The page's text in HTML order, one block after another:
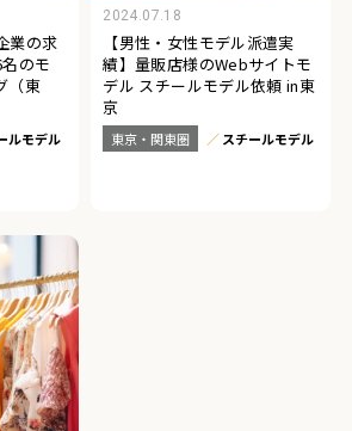
業の求
のモ
（東
ルモデル
2024.07.18
【男性・女性モデル派遣実
績】量販店様のWebサイトモ
デル スチールモデル依頼 in東
京
東京・関東圏 スチールモデル